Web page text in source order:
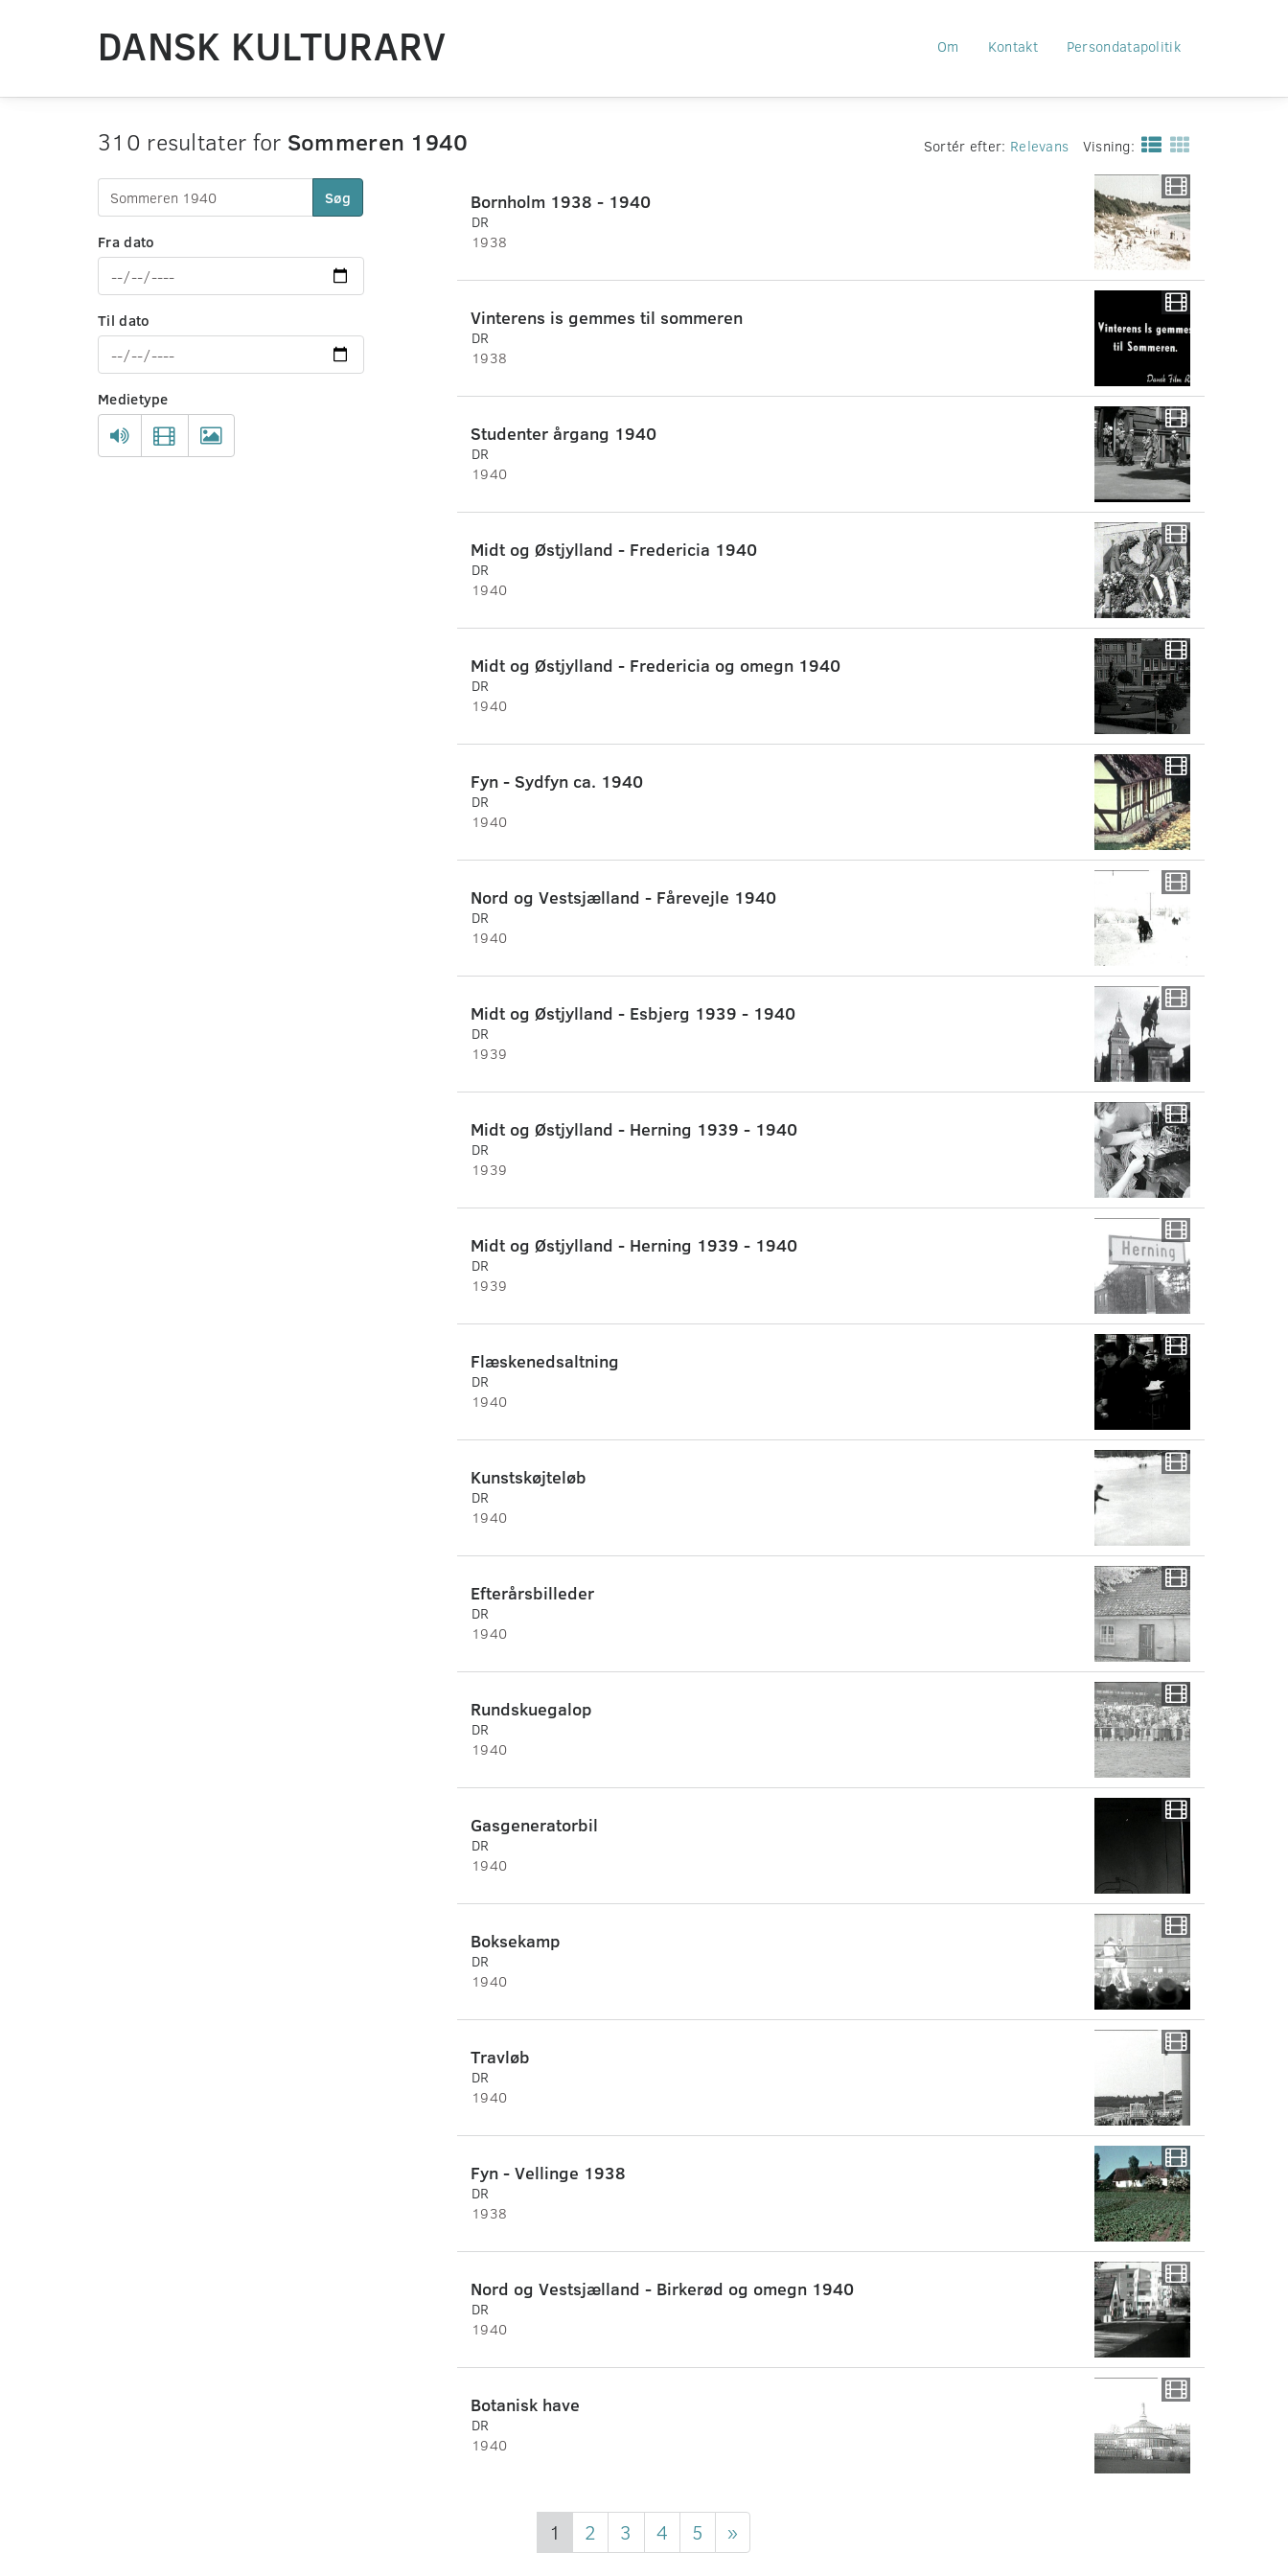
DANSK KULTURARV Om Kontakt Persondatapolitik
310 resultater for Sommeren 1940
Søg
Fra dato
Til dato
Medietype
Sortér efter: Relevans Visning:
Bornholm 1938 - 1940
DR
1938
Vinterens is gemmes til sommeren
DR
1938
Studenter årgang 1940
DR
1940
Midt og Østjylland - Fredericia 1940
DR
1940
Midt og Østjylland - Fredericia og omegn 1940
DR
1940
Fyn - Sydfyn ca. 1940
DR
1940
Nord og Vestsjælland - Fårevejle 1940
DR
1940
Midt og Østjylland - Esbjerg 1939 - 1940
DR
1939
Midt og Østjylland - Herning 1939 - 1940
DR
1939
Midt og Østjylland - Herning 1939 - 1940
DR
1939
Flæskenedsaltning
DR
1940
Kunstskøjteløb
DR
1940
Efterårsbilleder
DR
1940
Rundskuegalop
DR
1940
Gasgeneratorbil
DR
1940
Boksekamp
DR
1940
Travløb
DR
1940
Fyn - Vellinge 1938
DR
1938
Nord og Vestsjælland - Birkerød og omegn 1940
DR
1940
Botanisk have
DR
1940
1 2 3 4 5 »